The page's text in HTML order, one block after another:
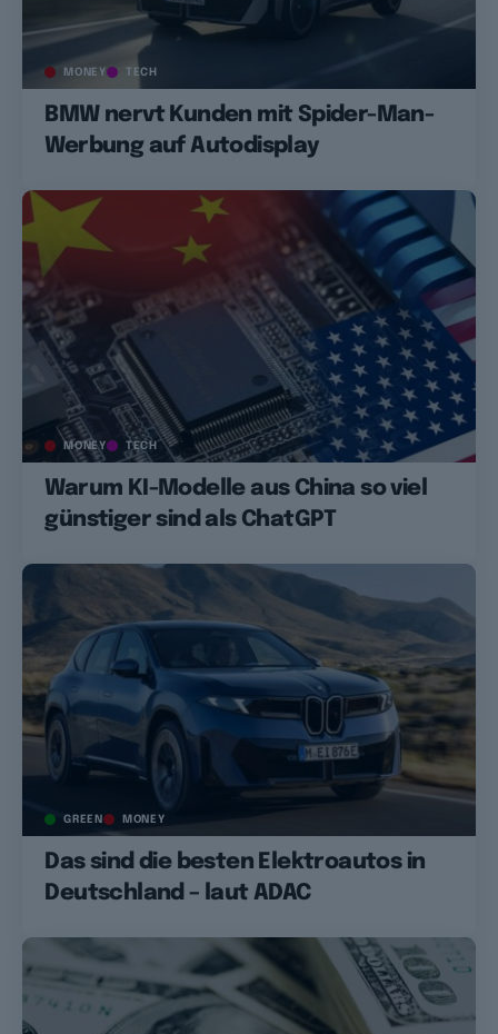
MONEY TECH
BMW nervt Kunden mit Spider-Man-
Werbung auf Autodisplay
MONEY TECH
Warum KI-Modelle aus China so viel
günstiger sind als ChatGPT
GREEN MONEY
Das sind die besten Elektroautos in
Deutschland – laut ADAC